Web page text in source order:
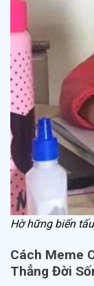
Hờ hững biến
Cách Meme
Thẳng Đời